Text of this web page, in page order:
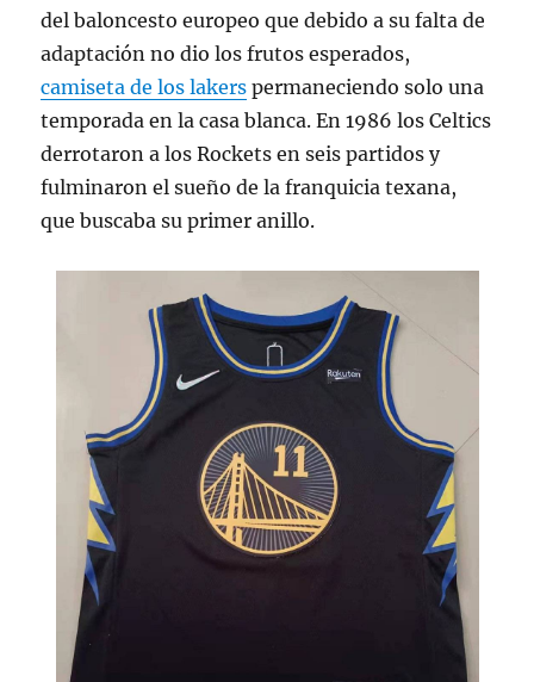
del baloncesto europeo que debido a su falta de
adaptación no dio los frutos esperados,
camiseta de los lakers permaneciendo solo una
temporada en la casa blanca. En 1986 los Celtics
derrotaron a los Rockets en seis partidos y
fulminaron el sueño de la franquicia texana,
que buscaba su primer anillo.